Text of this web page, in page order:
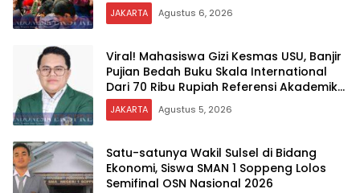
JAKARTA Agustus 6, 2026
Viral! Mahasiswa Gizi Kesmas USU, Banjir
Pujian Bedah Buku Skala International
Dari 70 Ribu Rupiah Referensi Akademik
Dunia
JAKARTA Agustus 5, 2026
Satu-satunya Wakil Sulsel di Bidang
Ekonomi, Siswa SMAN 1 Soppeng Lolos
Semifinal OSN Nasional 2026